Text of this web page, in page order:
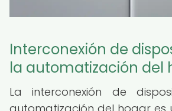
Interconexión de
la automatización del
La interconexión de